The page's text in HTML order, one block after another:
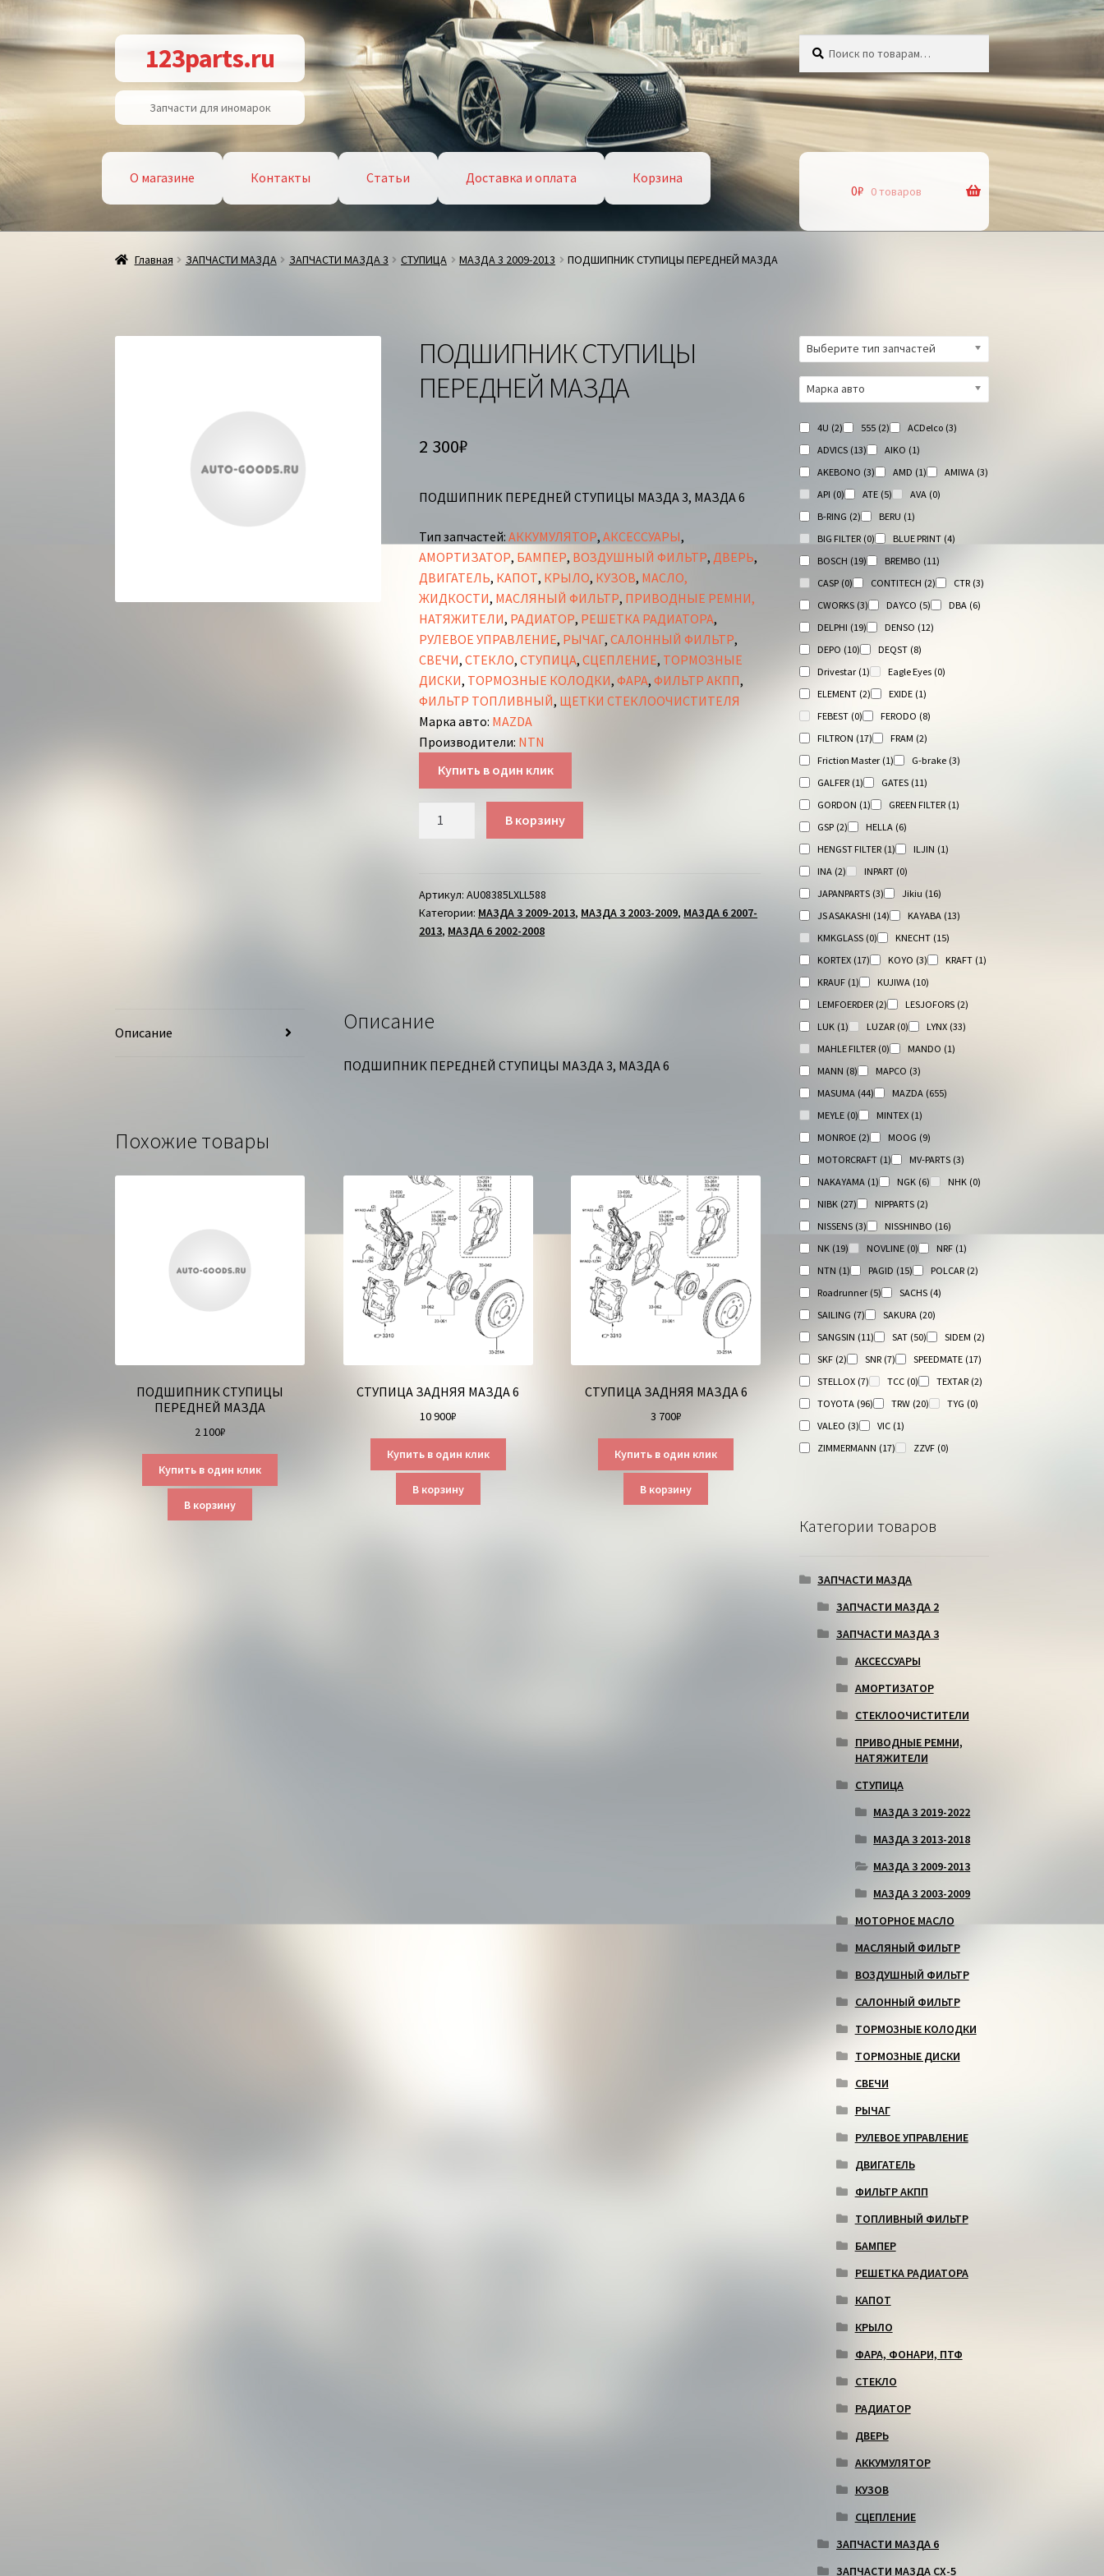
Перейти
к
навигации
Перейти
к
содержимому
123parts.ru
Запчасти для иномарок
О магазине Контакты Статьи Доставка и оплата
Корзина
0₽ 0 товаров
Главная ЗАПЧАСТИ МАЗДА ЗАПЧАСТИ МАЗДА 3 СТУПИЦА МАЗДА 3 2009-2013 ПОДШИПНИК СТУПИЦЫ ПЕРЕДНЕЙ МАЗДА
ПОДШИПНИК СТУПИЦЫ
ПЕРЕДНЕЙ МАЗДА
2 300₽
ПОДШИПНИК ПЕРЕДНЕЙ СТУПИЦЫ МАЗДА 3, МАЗДА 6
Тип запчастей:АККУМУЛЯТОР,АКСЕССУАРЫ,
АМОРТИЗАТОР, БАМПЕР, ВОЗДУШНЫЙ ФИЛЬТР, ДВЕРЬ,
ДВИГАТЕЛЬ, КАПОТ, КРЫЛО, КУЗОВ, МАСЛО,
ЖИДКОСТИ, МАСЛЯНЫЙ ФИЛЬТР, ПРИВОДНЫЕ РЕМНИ,
НАТЯЖИТЕЛИ, РАДИАТОР, РЕШЕТКА РАДИАТОРА,
РУЛЕВОЕ УПРАВЛЕНИЕ, РЫЧАГ,САЛОННЫЙ ФИЛЬТР,
СВЕЧИ,СТЕКЛО,СТУПИЦА,СЦЕПЛЕНИЕ, ТОРМОЗНЫЕ
ДИСКИ, ТОРМОЗНЫЕ КОЛОДКИ,ФАРА,ФИЛЬТР АКПП,
ФИЛЬТР ТОПЛИВНЫЙ, ЩЕТКИ СТЕКЛООЧИСТИТЕЛЯ
Марка авто: MAZDA
Производители: NTN
Купить в один клик
ПЕРЕДНЕЙ
МАЗДА
В корзину
Артикул:AU08385LXLL588
Категории: МАЗДА 3 2009-2013, МАЗДА 3 2003-2009, МАЗДА 6 2007-
2013, МАЗДА 6 2002-2008
Описание Описание
ПОДШИПНИК ПЕРЕДНЕЙ СТУПИЦЫ МАЗДА 3, МАЗДА 6
Похожие товары
ПОДШИПНИК СТУПИЦЫ
ПЕРЕДНЕЙ МАЗДА
2 100₽
Купить в один клик
В корзину
СТУПИЦА ЗАДНЯЯ МАЗДА 6
10 900₽
Купить в один клик
В корзину
СТУПИЦА ЗАДНЯЯ МАЗДА 6
3 700₽
Купить в один клик
В корзину
Выберите тип запчастей
Марка авто
4U (2) 555 (2) ACDelco (3)
ADVICS (13) AIKO (1)
AKEBONO (3) AMD (1) AMIWA (3)
API (0) ATE (5) AVA (0)
B-RING (2) BERU (1)
BIG FILTER (0) BLUE PRINT (4)
BOSCH (19) BREMBO (11)
CASP (0) CONTITECH (2) CTR (3)
CWORKS (3) DAYCO (5) DBA (6)
DELPHI (19) DENSO (12)
DEPO (10) DEQST (8)
Drivestar (1) Eagle Eyes (0)
ELEMENT (2) EXIDE (1)
FEBEST (0) FERODO (8)
FILTRON (17) FRAM (2)
Friction Master (1) G-brake (3)
GALFER (1) GATES (11)
GORDON (1) GREEN FILTER (1)
GSP (2) HELLA (6)
HENGST FILTER (1) ILJIN (1)
INA (2) INPART (0)
JAPANPARTS (3) Jikiu (16)
JS ASAKASHI (14) KAYABA (13)
KMKGLASS (0) KNECHT (15)
KORTEX (17) KOYO (3) KRAFT (1)
KRAUF (1) KUJIWA (10)
LEMFOERDER (2) LESJOFORS (2)
LUK (1) LUZAR (0) LYNX (33)
MAHLE FILTER (0) MANDO (1)
MANN (8) MAPCO (3)
MASUMA (44) MAZDA (655)
MEYLE (0) MINTEX (1)
MONROE (2) MOOG (9)
MOTORCRAFT (1) MV-PARTS (3)
NAKAYAMA (1) NGK (6) NHK (0)
NIBK (27) NIPPARTS (2)
NISSENS (3) NISSHINBO (16)
NK (19) NOVLINE (0) NRF (1)
NTN (1) PAGID (15) POLCAR (2)
Roadrunner (5) SACHS (4)
SAILING (7) SAKURA (20)
SANGSIN (11) SAT (50) SIDEM (2)
SKF (2) SNR (7) SPEEDMATE (17)
STELLOX (7) TCC (0) TEXTAR (2)
TOYOTA (96) TRW (20) TYG (0)
VALEO (3) VIC (1)
ZIMMERMANN (17) ZZVF (0)
Категории товаров
ЗАПЧАСТИ МАЗДА
ЗАПЧАСТИ МАЗДА 2
ЗАПЧАСТИ МАЗДА 3
АКСЕССУАРЫ
АМОРТИЗАТОР
СТЕКЛООЧИСТИТЕЛИ
ПРИВОДНЫЕ РЕМНИ,
НАТЯЖИТЕЛИ
СТУПИЦА
МАЗДА 3 2019-2022
МАЗДА 3 2013-2018
МАЗДА 3 2009-2013
МАЗДА 3 2003-2009
МОТОРНОЕ МАСЛО
МАСЛЯНЫЙ ФИЛЬТР
ВОЗДУШНЫЙ ФИЛЬТР
САЛОННЫЙ ФИЛЬТР
ТОРМОЗНЫЕ КОЛОДКИ
ТОРМОЗНЫЕ ДИСКИ
СВЕЧИ
РЫЧАГ
РУЛЕВОЕ УПРАВЛЕНИЕ
ДВИГАТЕЛЬ
ФИЛЬТР АКПП
ТОПЛИВНЫЙ ФИЛЬТР
БАМПЕР
РЕШЕТКА РАДИАТОРА
КАПОТ
КРЫЛО
ФАРА, ФОНАРИ, ПТФ
СТЕКЛО
РАДИАТОР
ДВЕРЬ
АККУМУЛЯТОР
КУЗОВ
СЦЕПЛЕНИЕ
ЗАПЧАСТИ МАЗДА 6
ЗАПЧАСТИ МАЗДА СХ-5